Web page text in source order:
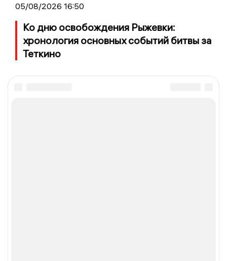
05/08/2026 16:50
Ко дню освобождения Рыжевки:
хронология основных событий битвы за
Теткино